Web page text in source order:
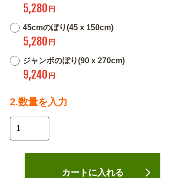
5,280 円
45cmのぼり(45 x 150cm)
5,280 円
ジャンボのぼり(90 x 270cm)
9,240 円
2.数量を入力
カートに入れる